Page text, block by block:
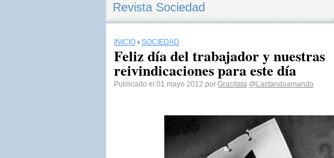
Revista Sociedad
INICIO › SOCIEDAD
Feliz día del trabajador y nuestras
reivindicaciones para este día
Publicado el 01 mayo 2012 por Gracitata @Lactandoamando